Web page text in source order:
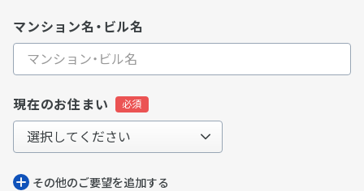
マンション名・ビル名
現在のお住まい
その他のご要望を追加する